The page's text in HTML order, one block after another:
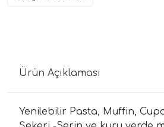
Ürün Açıklaması
Yenilebilir Pasta, Muffin,